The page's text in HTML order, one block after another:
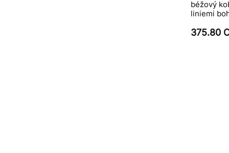
béžový
liniemi
375.80